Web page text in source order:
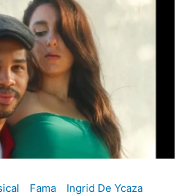
Fama
Ingrid De Ycaza